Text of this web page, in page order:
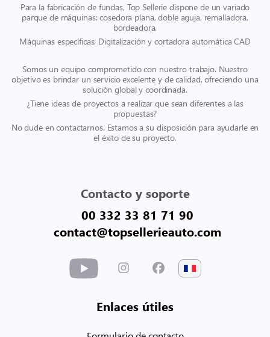
Para la fabricación de fundas, Top Sellerie dispone de un variado
parque de máquinas: cosedora plana, doble aguja, remalladora,
bordeadora.
Máquinas específicas: Digitalización y cortadora automática CAD
Somos un equipo comprometido con nuestro trabajo. Nuestro
objetivo es brindar un servicio excelente y de calidad, ofreciendo una
solución global y coordinada.
¿Tiene ideas de proyectos a realizar que sean diferentes a las
propuestas?
No dude en contactarnos. Estamos a su disposición para ayudarle en
el éxito de su proyecto.
Contacto y soporte
00 332 33 81 71 90
contact@topsellerieauto.com
Enlaces útiles